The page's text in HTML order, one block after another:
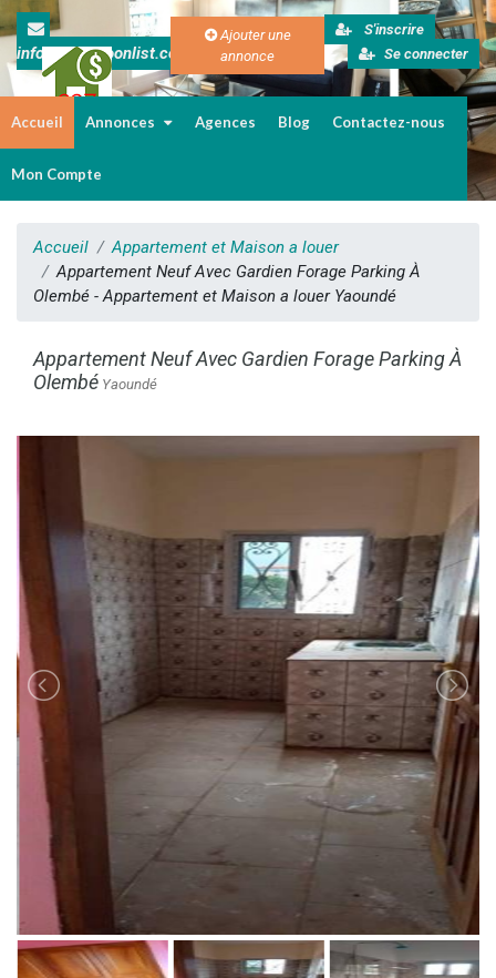
info@cameroonlist.com
Ajouter une
annonce
S'inscrire
Se connecter
Accueil Annonces Agences Blog Contactez-nous
Mon Compte
Accueil
Appartement et Maison a louer
Appartement Neuf Avec Gardien Forage Parking À
Olembé - Appartement et Maison a louer Yaoundé
Appartement Neuf Avec Gardien Forage Parking À
Olembé Yaoundé